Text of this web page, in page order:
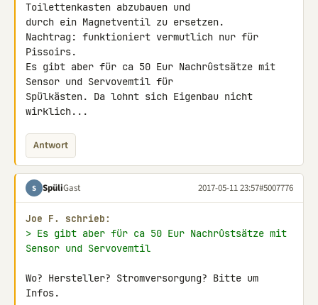
Toilettenkasten abzubauen und
durch ein Magnetventil zu ersetzen.
Nachtrag: funktioniert vermutlich nur für
Pissoirs.
Es gibt aber für ca 50 Eur Nachrûstsätze mit
Sensor und Servovemtil für
Spülkästen. Da lohnt sich Eigenbau nicht
wirklich...
Antwort
S SpüliGast 2017-05-11 23:57#5007776
Joe F. schrieb:
> Es gibt aber für ca 50 Eur Nachrûstsätze mit
Sensor und Servovemtil
Wo? Hersteller? Stromversorgung? Bitte um
Infos.